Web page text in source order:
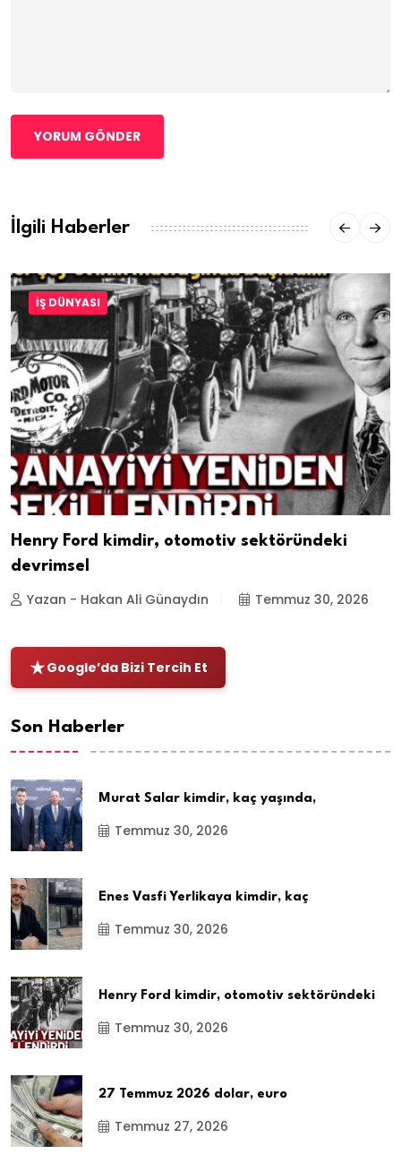
YORUM GÖNDER
İlgili Haberler
İŞ DÜNYASI
Henry Ford kimdir, otomotiv sektöründeki
devrimsel
Yazan - Hakan Ali Günaydın Temmuz 30, 2026
Google’da Bizi Tercih Et
Son Haberler
Murat Salar kimdir, kaç yaşında,
Temmuz 30, 2026
Enes Vasfi Yerlikaya kimdir, kaç
Temmuz 30, 2026
Henry Ford kimdir, otomotiv sektöründeki
Temmuz 30, 2026
27 Temmuz 2026 dolar, euro
Temmuz 27, 2026